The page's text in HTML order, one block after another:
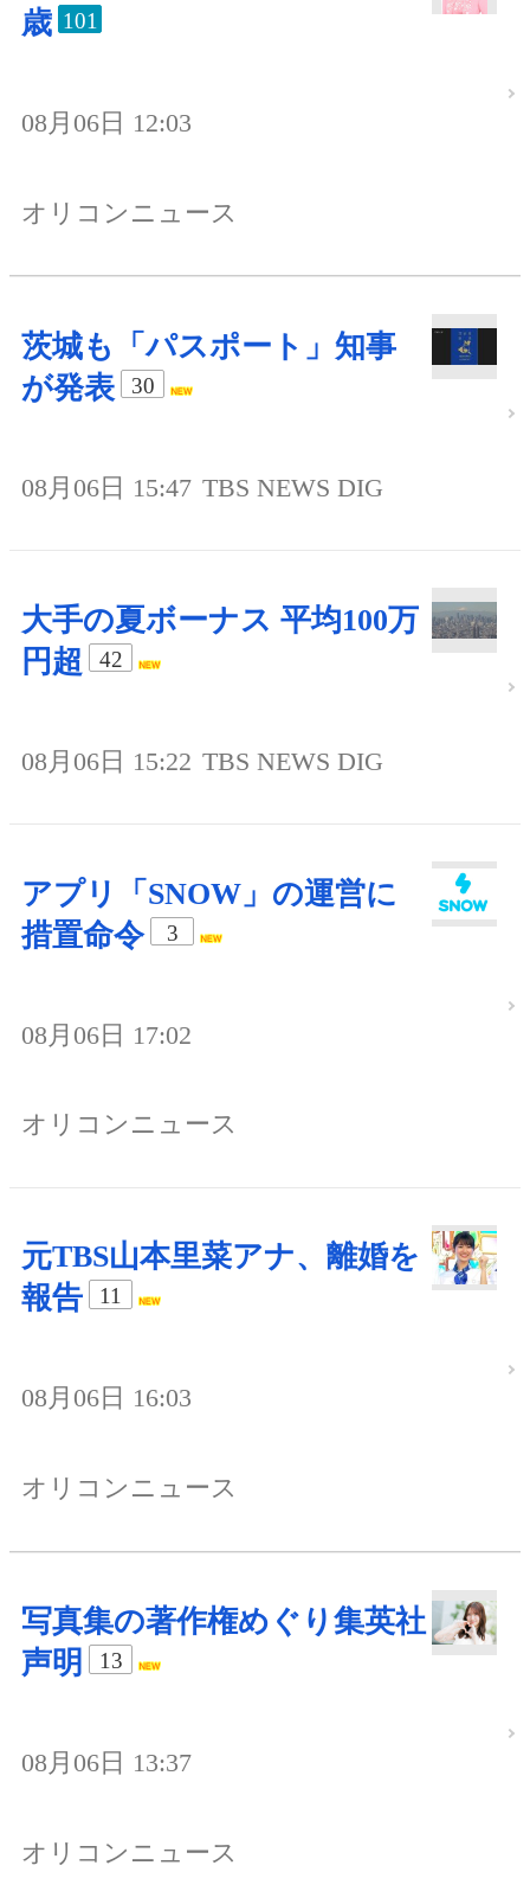
歳 101
08月06日 12:03
オリコンニュース
茨城も「パスポート」知事
が発表
30
08月06日 15:47 TBS NEWS DIG
大手の夏ボーナス 平均100万
円超
42
08月06日 15:22 TBS NEWS DIG
アプリ「SNOW」の運営に
措置命令
3
08月06日 17:02
オリコンニュース
元TBS山本里菜アナ、離婚を
報告
11
08月06日 16:03
オリコンニュース
写真集の著作権めぐり集英社
声明
13
08月06日 13:37
オリコンニュース